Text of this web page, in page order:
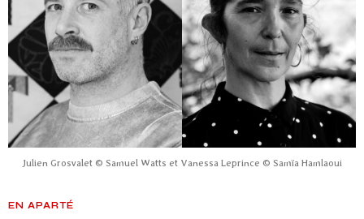
Julien Grosvalet © Samuel Watts et Vanessa Leprince © Samïa Hamlaoui
EN APARTÉ